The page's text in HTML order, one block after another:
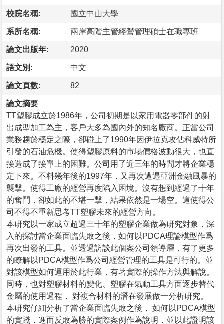
校院名稱: 國立中山大學
系所名稱: 兩岸高階主管經營管理碩士在職專班
論文出版年: 2020
語文別: 中文
論文頁數: 82
論文摘要
TT塑膠成立於1986年，公司初期是以家用電器零部件的射
出成型加工為主，客戶大多為國內外的知名廠商。正當公司
業務趨於穩定之際，卻碰上了1990年因伊拉克攻佔科威特所
引發的石油危機。使得塑膠原料的市場價格波動很大，也直
接造成了接單上的困難。公司用了近三年的時間才將企業穩
定下來。不料幾年後的1997年，又再次遭遇亞洲金融風暴的
襲擊。使得工廠的經營再度陷入困境。沒有想到經過了十年
的奮鬥，卻如此的不堪一擊，結果依然是一場空。這使得公
司不得不重新思考TT塑膠未來的經營方向。
本研究以一家成立超過三十年的塑膠企業做為研究對象，深
入的探討當企業面臨失敗之後，如何以PDCA理論模型作爲
再次出發的工具。並透過訪談此個案公司領導層，有了更多
的瞭解以PDCA模型作爲公司經營管理的工具是可行的。並
對該模型如何運用於此行業，有著實際的操作方法與解說。
同時，也對塑膠材料的變化、塑膠在氣動工具方面逐步替代
金屬的使用過程， 對複合材料的潛在發展做一分析研究。
本研究仔細分析了當企業面臨失敗之後， 如何以PDCA模型
的實踐，進而反敗為勝的實際案例作為說明，並以此證明該